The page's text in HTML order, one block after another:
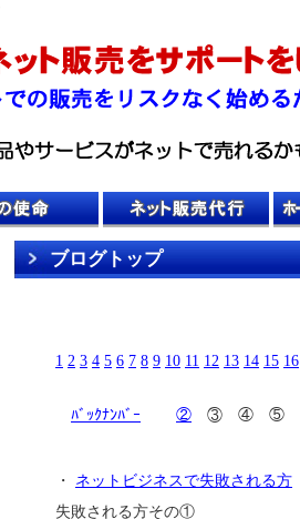
ブログトップ
1 2 3 4 5 6 7 8 9 10 11 12 13 14 15 16
ﾊﾞｯｸﾅﾝﾊﾞｰ ② ③ ④ ⑤
・ ネットビジネスで失敗される方
失敗される方その①